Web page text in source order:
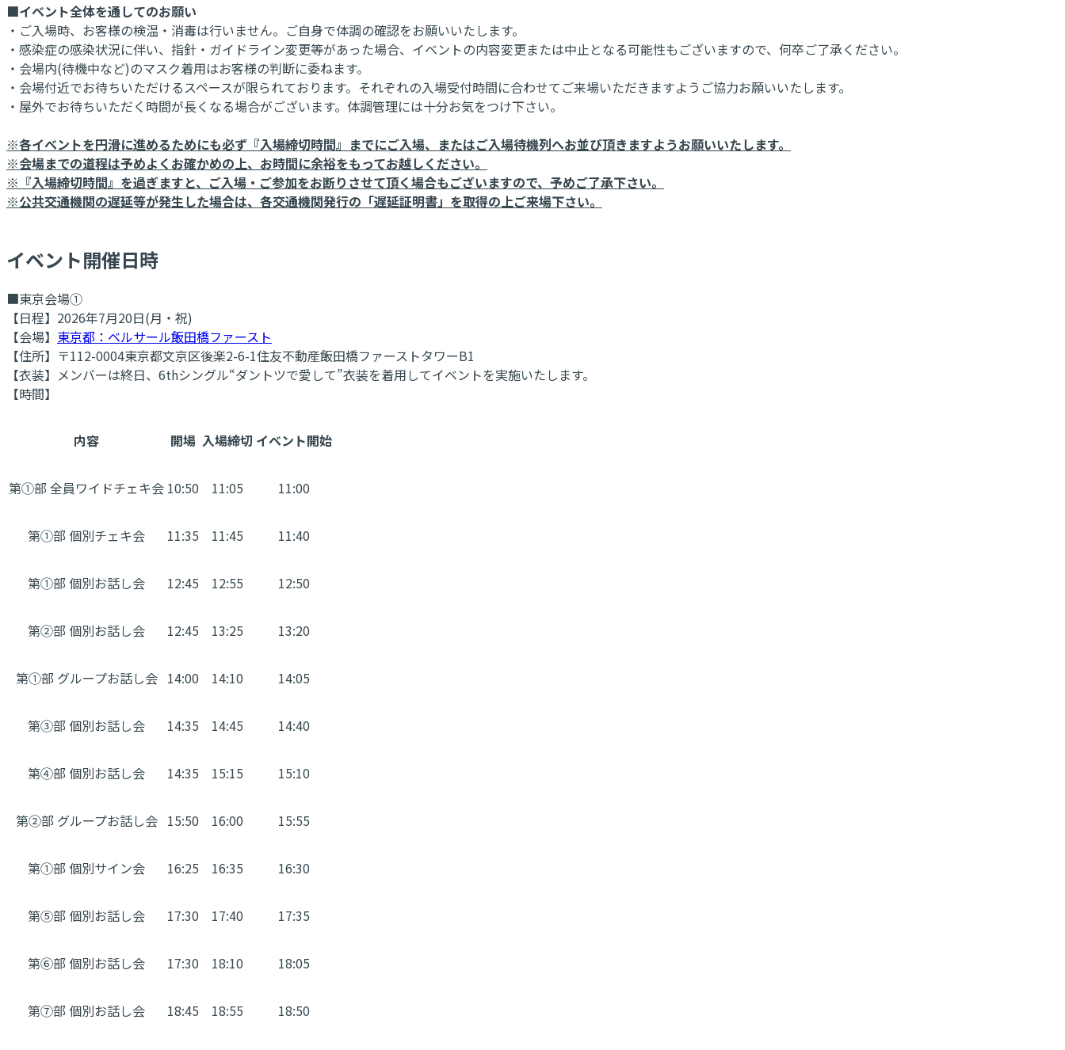
■イベント全体を通してのお願い
・ご入場時、お客様の検温・消毒は行いません。ご自身で体調の確認をお願いいたします。
・感染症の感染状況に伴い、指針・ガイドライン変更等があった場合、イベントの内容変更または中止となる可能性もございますので、何卒ご了承ください。
・会場内(待機中など)のマスク着用はお客様の判断に委ねます。
・会場付近でお待ちいただけるスペースが限られております。それぞれの入場受付時間に合わせてご来場いただきますようご協力お願いいたします。
・屋外でお待ちいただく時間が長くなる場合がございます。体調管理には十分お気をつけ下さい。
※各イベントを円滑に進めるためにも必ず『入場締切時間』までにご入場、またはご入場待機列へお並び頂きますようお願いいたします。
※会場までの道程は予めよくお確かめの上、お時間に余裕をもってお越しください。
※『入場締切時間』を過ぎますと、ご入場・ご参加をお断りさせて頂く場合もございますので、予めご了承下さい。
※公共交通機関の遅延等が発生した場合は、各交通機関発行の「遅延証明書」を取得の上ご来場下さい。
イベント開催日時
■東京会場①
【日程】2026年7月20日(月・祝)
【会場】 東京都：ベルサール飯田橋ファースト
【住所】〒112-0004東京都文京区後楽2-6-1住友不動産飯田橋ファーストタワーB1
【衣装】メンバーは終日、6thシングル“ダントツで愛して”衣装を着用してイベントを実施いたします。
【時間】
内容 開場 入場締切 イベント開始
第①部 全員ワイドチェキ会 10:50 11:05 11:00
第①部 個別チェキ会 11:35 11:45 11:40
第①部 個別お話し会 12:45 12:55 12:50
第②部 個別お話し会 12:45 13:25 13:20
第①部 グループお話し会 14:00 14:10 14:05
第③部 個別お話し会 14:35 14:45 14:40
第④部 個別お話し会 14:35 15:15 15:10
第②部 グループお話し会 15:50 16:00 15:55
第①部 個別サイン会 16:25 16:35 16:30
第⑤部 個別お話し会 17:30 17:40 17:35
第⑥部 個別お話し会 17:30 18:10 18:05
第⑦部 個別お話し会 18:45 18:55 18:50